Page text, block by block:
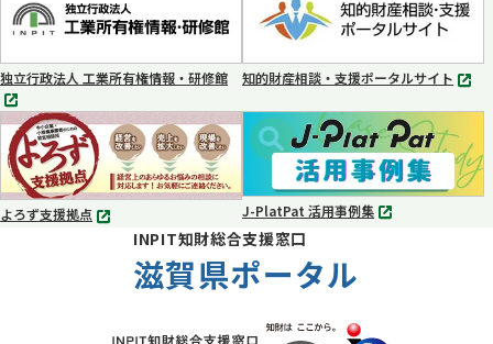
ブ
で
く
ブ
で
開
く
独立行政法人 工業所有権情報・研修館
別
タ
ブ
で
開
知的財産相談・支援ポータルサイト
別
タ
開
く
よろず支援拠点
別
J-PlatPat 活用事例集
別
INPIT知財総合支援窓口
滋賀県ポータル